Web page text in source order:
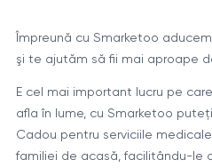
Împreună cu Smarketoo
şi te ajutăm să fii mai aproape
E cel mai important lucru pe
afla în lume, cu Smarketoo
Cadou pentru serviciile
familiei de acasă, facilitându-le